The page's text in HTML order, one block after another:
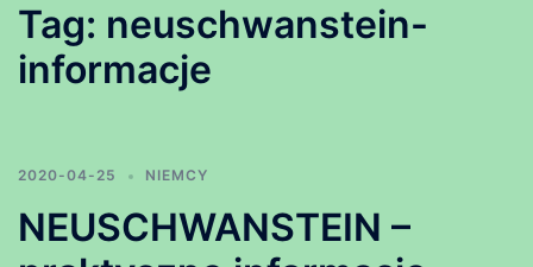
Tag: neuschwanstein-
informacje
2020-04-25 NIEMCY
NEUSCHWANSTEIN –